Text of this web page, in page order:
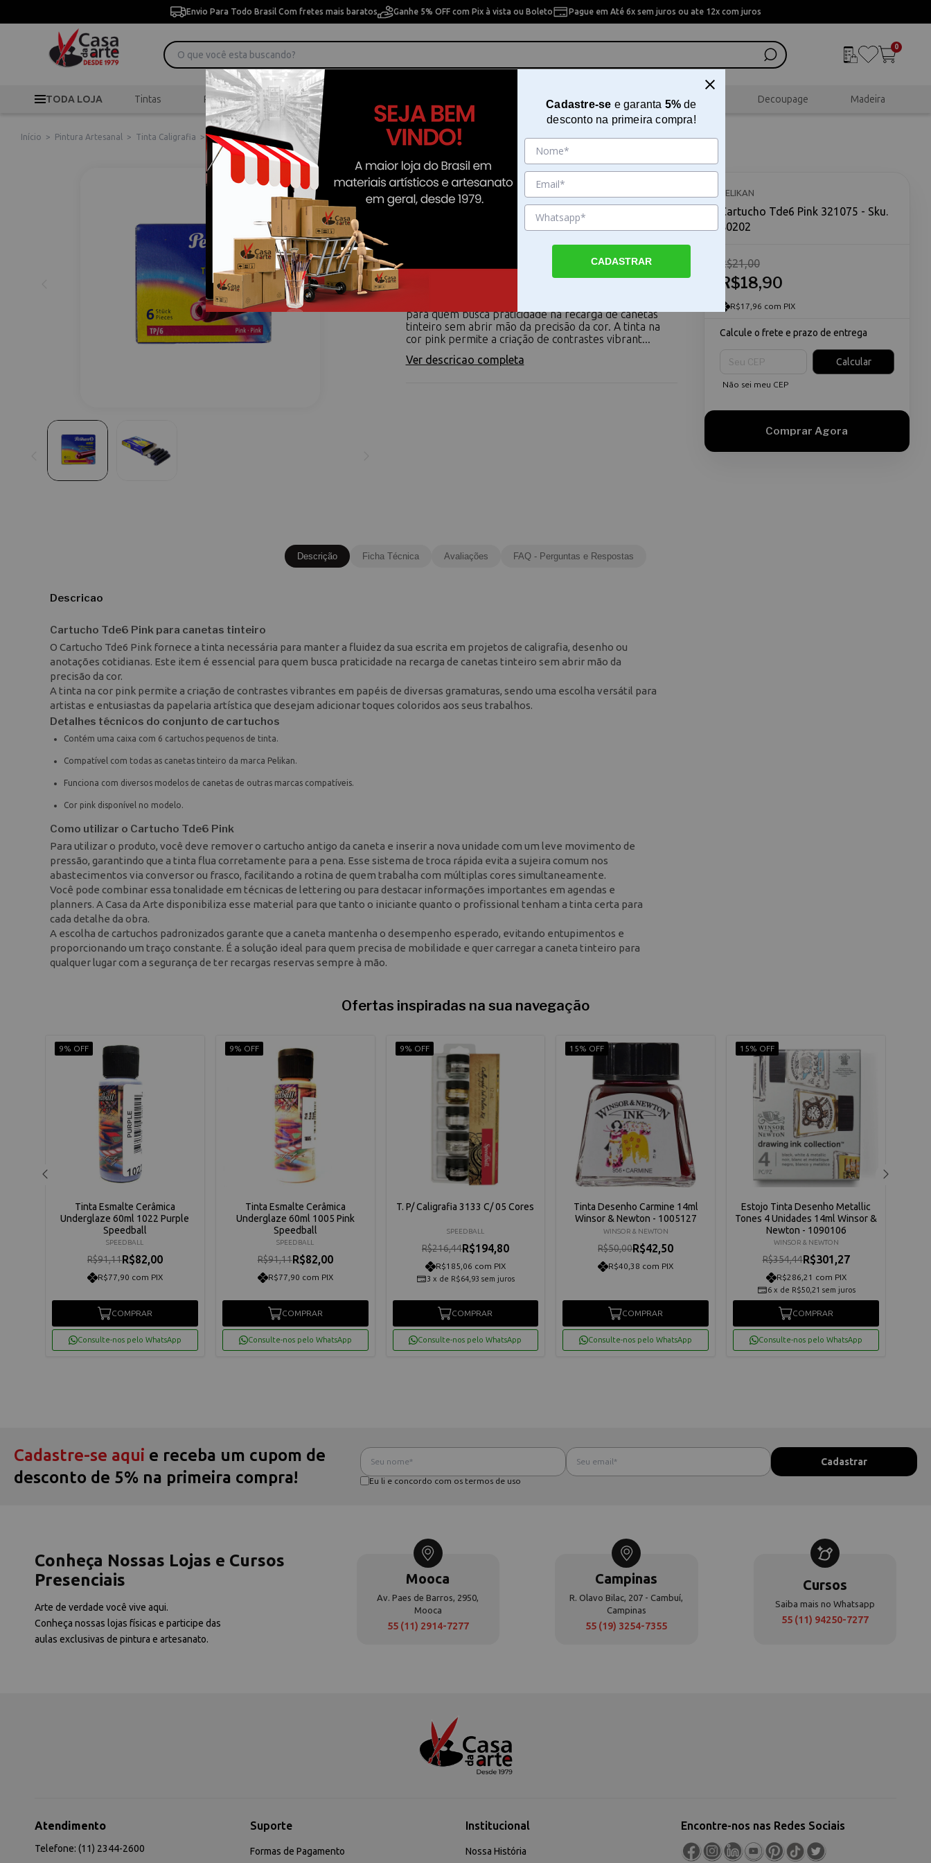
Envio Para Todo Brasil Com fretes mais baratos Ganhe 5% OFF com Pix à vista ou Boleto Pague em Até 6x sem juros ou ate 12x com juros
0
TODA LOJA Tintas Pincéis Desenho Pintura Artesanal Scrapbook Decoupage Madeira
Início > Pintura Artesanal > Tinta Caligrafia > Cartucho Tde6 Pink 321075
Cartucho Tde6 Pink 321075
Cartucho Tde6 Pink para canetas tinteiro O Cartucho
Tde6 Pink fornece a tinta necessária para manter a
para quem busca praticidade na recarga de canetas
tinteiro sem abrir mão da precisão da cor. A tinta na
cor pink permite a criação de contrastes vibrant...
Ver descricao completa
PELIKAN
Cartucho Tde6 Pink 321075 - Sku.
80202
R$18,90
R$21,00
R$17,96 com PIX
Calcule o frete e prazo de entrega
Calcular
Não sei meu CEP
Descrição Ficha Técnica Avaliações FAQ - Perguntas e Respostas
Descricao
Cartucho Tde6 Pink para canetas tinteiro
O Cartucho Tde6 Pink fornece a tinta necessária para manter a fluidez da sua escrita em projetos de caligrafia, desenho ou
anotações cotidianas. Este item é essencial para quem busca praticidade na recarga de canetas tinteiro sem abrir mão da
precisão da cor.
A tinta na cor pink permite a criação de contrastes vibrantes em papéis de diversas gramaturas, sendo uma escolha versátil para
artistas e entusiastas da papelaria artística que desejam adicionar toques coloridos aos seus trabalhos.
Detalhes técnicos do conjunto de cartuchos
Contém uma caixa com 6 cartuchos pequenos de tinta.
Compatível com todas as canetas tinteiro da marca Pelikan.
Funciona com diversos modelos de canetas de outras marcas compatíveis.
Cor pink disponível no modelo.
Como utilizar o Cartucho Tde6 Pink
Para utilizar o produto, você deve remover o cartucho antigo da caneta e inserir a nova unidade com um leve movimento de
pressão, garantindo que a tinta flua corretamente para a pena. Esse sistema de troca rápida evita a sujeira comum nos
abastecimentos via conversor ou frasco, facilitando a rotina de quem trabalha com múltiplas cores simultaneamente.
Você pode combinar essa tonalidade em técnicas de lettering ou para destacar informações importantes em agendas e
planners. A Casa da Arte disponibiliza esse material para que tanto o iniciante quanto o profissional tenham a tinta certa para
cada detalhe da obra.
A escolha de cartuchos padronizados garante que a caneta mantenha o desempenho esperado, evitando entupimentos e
proporcionando um traço constante. É a solução ideal para quem precisa de mobilidade e quer carregar a caneta tinteiro para
qualquer lugar com a segurança de ter recargas reservas sempre à mão.
Ofertas inspiradas na sua navegação
9% OFF
Tinta Esmalte Cerâmica
Underglaze 60ml 1022 Purple
Speedball
SPEEDBALL
R$91,11R$82,00
R$77,90 com PIX
COMPRAR
Consulte-nos pelo WhatsApp
9% OFF
Tinta Esmalte Cerâmica
Underglaze 60ml 1005 Pink
Speedball
SPEEDBALL
R$91,11R$82,00
R$77,90 com PIX
COMPRAR
Consulte-nos pelo WhatsApp
9% OFF
T. P/ Caligrafia 3133 C/ 05 Cores
SPEEDBALL
R$216,44R$194,80
R$185,06 com PIX
3 x de R$64,93 sem juros
COMPRAR
Consulte-nos pelo WhatsApp
15% OFF
Tinta Desenho Carmine 14ml
Winsor & Newton - 1005127
WINSOR & NEWTON
R$50,00R$42,50
R$40,38 com PIX
COMPRAR
Consulte-nos pelo WhatsApp
15% OFF
Estojo Tinta Desenho Metallic
Tones 4 Unidades 14ml Winsor &
Newton - 1090106
WINSOR & NEWTON
R$354,44R$301,27
R$286,21 com PIX
6 x de R$50,21 sem juros
COMPRAR
Consulte-nos pelo WhatsApp
Cadastre-se aqui e receba um cupom de
desconto de 5% na primeira compra!
Eu li e concordo com os termos de uso
Conheça Nossas Lojas e Cursos
Presenciais
Arte de verdade você vive aqui.
Conheça nossas lojas físicas e participe das
aulas exclusivas de pintura e artesanato.
Mooca
Av. Paes de Barros, 2950,
Mooca
55 (11) 2914-7277
Campinas
R. Olavo Bilac, 207 - Cambuí,
Campinas
55 (19) 3254-7355
Cursos
Saiba mais no Whatsapp
55 (11) 94250-7277
Atendimento
Telefone: (11) 2344-2600
Suporte
Formas de Pagamento
Institucional
Nossa História
Encontre-nos nas Redes Sociais
Cadastre-se e garanta 5%de
desconto na primeira compra!
CADASTRAR